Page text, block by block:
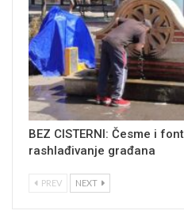
BEZ CISTERNI: Česme i
rashlađivanje građana
PREV NEXT